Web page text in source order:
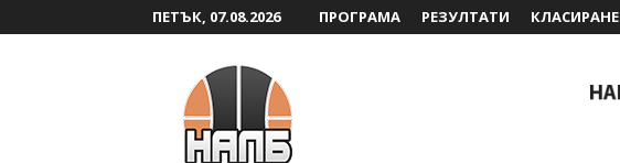
ПЕТЪК, 07.08.2026 ПРОГРАМА РЕЗУЛТАТИ КЛАСИРАНЕ